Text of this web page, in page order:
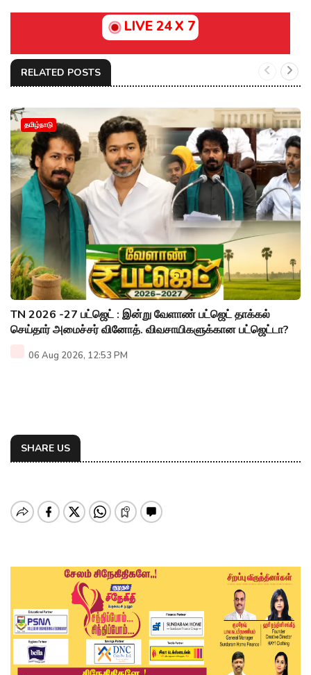
LIVE 24 X 7
RELATED POSTS
தமிழ்நாடு
TN 2026 -27 பட்ஜெட் : இன்று வேளாண் பட்ஜெட் தாக்கல்
செய்தார் அமைச்சர் வினோத். விவசாயிகளுக்கான பட்ஜெட்டா?
06 Aug 2026, 12:53 PM
SHARE US